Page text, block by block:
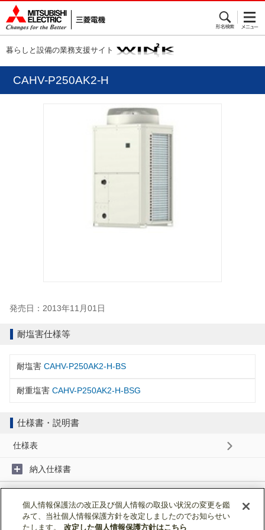
暮らしと設備の業務支援サイト
CAHV-P250AK2-H
発売日：2013年11月01日
耐塩害仕様等
耐塩害CAHV-P250AK2-H-BS
耐重塩害CAHV-P250AK2-H-BSG
仕様書・説明書
仕様表
納入仕様書
据付工事説明書
個人情報保護法の改正及び個人情報の取扱い状況の変更を鑑
みて、当社個人情報保護方針を改定しましたのでお知らせい
たします。
改定した個人情報保護方針はこちら